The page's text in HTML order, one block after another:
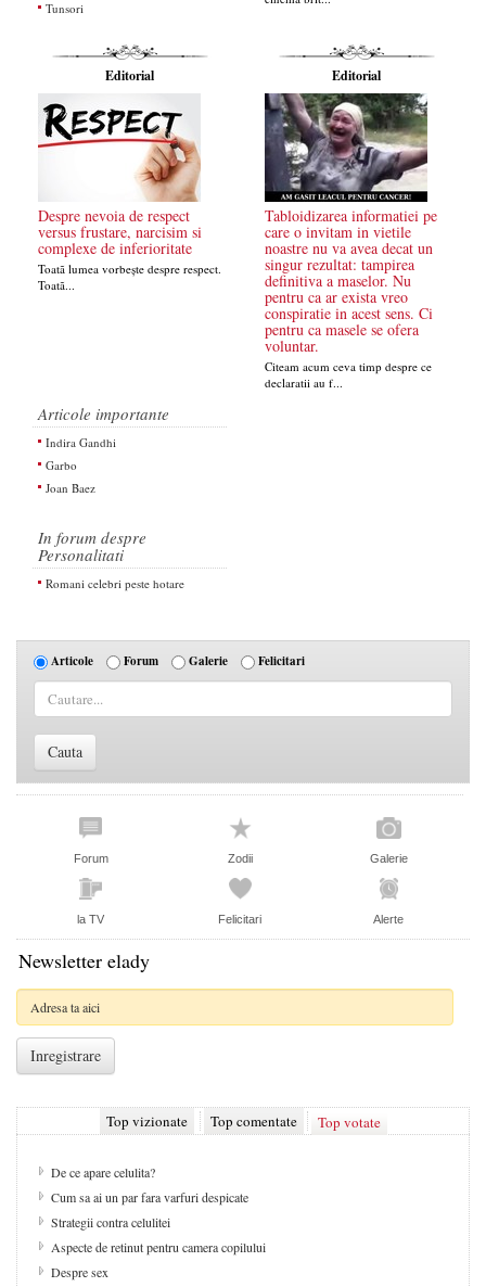
Tunsori
Editorial
Despre nevoia de respect
versus frustare, narcisim si
complexe de inferioritate
Toatã lumea vorbește despre respect.
Toatã...
Editorial
Tabloidizarea informatiei pe
care o invitam in vietile
noastre nu va avea decat un
singur rezultat: tampirea
definitiva a maselor. Nu
pentru ca ar exista vreo
conspiratie in acest sens. Ci
pentru ca masele se ofera
voluntar.
Citeam acum ceva timp despre ce
declaratii au f...
Articole importante
Indira Gandhi
Garbo
Joan Baez
In forum despre
Personalitati
Romani celebri peste hotare
Articole Forum Galerie Felicitari
Forum Zodii Galerie
la TV Felicitari Alerte
Newsletter elady
Top vizionate Top comentate Top votate
De ce apare celulita?
Cum sa ai un par fara varfuri despicate
Strategii contra celulitei
Aspecte de retinut pentru camera copilului
Despre sex